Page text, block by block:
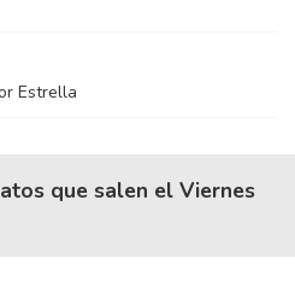
Estrella
que salen el Viernes